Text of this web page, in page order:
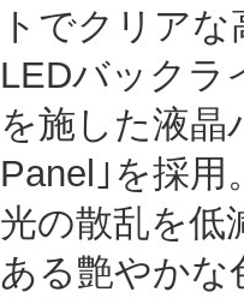
トでクリア
LEDバックラ
を施した液晶
Panel｣を採
光の散乱を低
ある艶やかな